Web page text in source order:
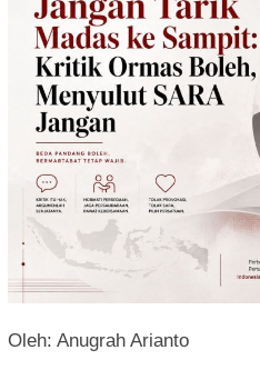
Oleh: Anugrah Arianto